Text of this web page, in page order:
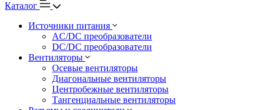
Каталог
Источники питания
AC/DC преобразователи
DC/DC преобразователи
Вентиляторы
Осевые вентиляторы
Диагональные вентиляторы
Центробежные вентиляторы
Тангенциальные вентиляторы